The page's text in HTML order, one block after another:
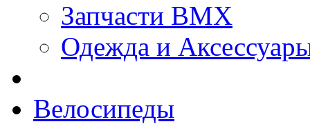
Запчасти BMX
Одежда и
Велосипеды